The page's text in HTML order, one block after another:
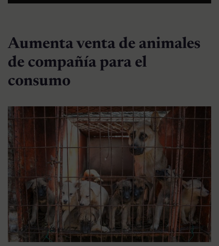
Aumenta venta de animales
de compañía para el
consumo